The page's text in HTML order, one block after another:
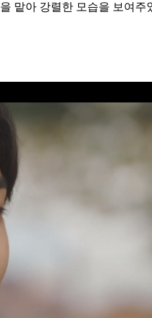
맡아 강렬한 모습을 보여주